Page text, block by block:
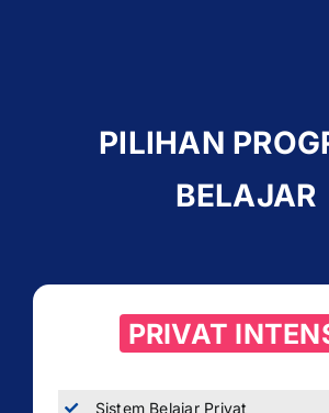
PILIHAN
BELAJAR
PRIVAT
Sistem Belajar Privat